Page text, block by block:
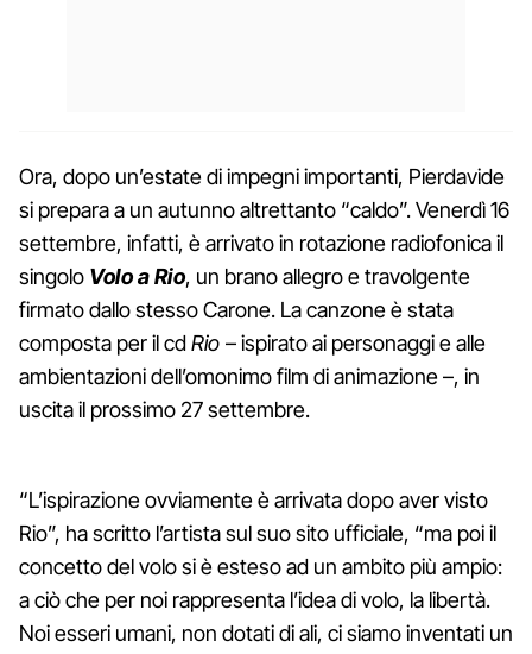
Ora, dopo un’estate di impegni importanti, Pierdavide
si prepara a un autunno altrettanto “caldo”. Venerdì 16
settembre, infatti, è arrivato in rotazione radiofonica il
singolo Volo a Rio, un brano allegro e travolgente
firmato dallo stesso Carone. La canzone è stata
composta per il cdRio – ispirato ai personaggi e alle
ambientazioni dell’omonimo film di animazione –, in
uscita il prossimo 27 settembre.
“L’ispirazione ovviamente è arrivata dopo aver visto
Rio”, ha scritto l’artista sul suo sito ufficiale, “ma poi il
concetto del volo si è esteso ad un ambito più ampio:
a ciò che per noi rappresenta l’idea di volo, la libertà.
Noi esseri umani, non dotati di ali, ci siamo inventati un